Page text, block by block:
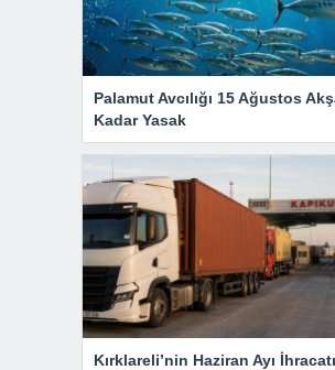
Palamut Avcılığı 15 Ağustos
Kadar Yasak
Kırklareli’nin Haziran Ayı